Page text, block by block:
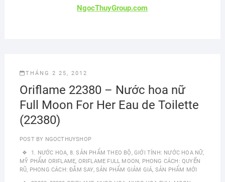
NgocThuyGroup.com
THÁNG 2 25, 2012
Oriflame 22380 – Nước hoa nữ
Full Moon For Her Eau de Toilette
(22380)
POST BY NGOCTHUYSHOP
1. NƯỚC HOA, 8. SẢN PHẨM THEO BỘ, GIỚI TÍNH: NƯỚC HOA NỮ,
MỸ PHẨM ORIFLAME, ORIFLAME FULL MOON, PHONG CÁCH: QUYẾN
RŨ, PHONG CÁCH: ĐẮM SAY, SẢN PHẨM GIẢM GIÁ, SẢN PHẨM MỚI